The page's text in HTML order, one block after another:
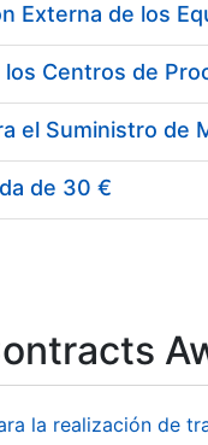
de 30 €
la realización de